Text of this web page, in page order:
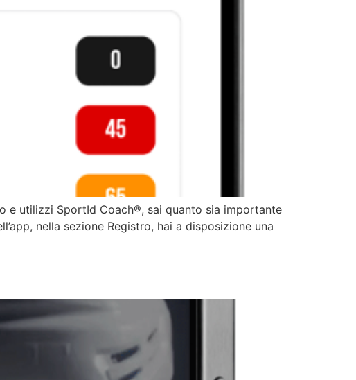
e utilizzi SportId Coach®, sai quanto sia importante
nella sezione Registro, hai a disposizione una